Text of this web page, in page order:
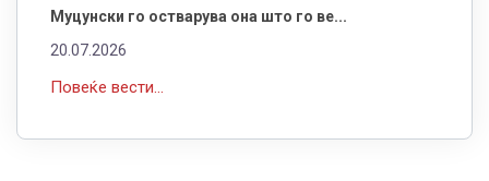
Муцунски го остварува она што го ве...
20.07.2026
Повеќе вести...